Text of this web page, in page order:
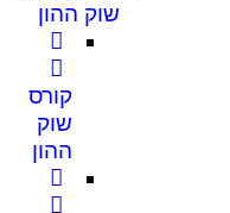
שוק ההון
קורס
שוק
ההון